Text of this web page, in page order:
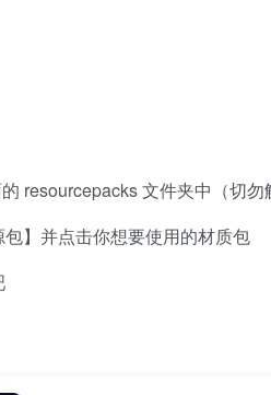
resourcepacks 文件夹中（切勿
】并点击你想要使用的材质包